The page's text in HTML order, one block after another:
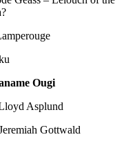
Ougi
Asplund
Gottwald